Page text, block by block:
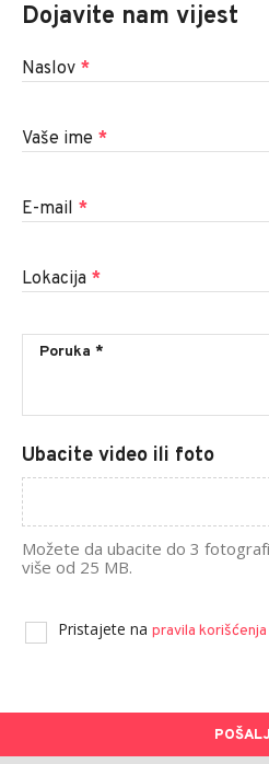
Dojavite nam vijest
Naslov *
Vaše ime *
E-mail *
Lokacija *
Ubacite video ili foto
Možete da ubacite do 3
više od 25 MB.
Pristajete na pravila korišćenja